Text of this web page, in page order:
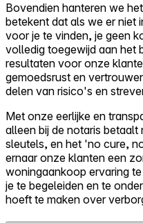
Bovendien hanteren we
betekent dat als we er niet
voor je te vinden, je geen
volledig toegewijd aan het
resultaten voor onze
gemoedsrust en
delen van risico's en
Met onze eerlijke en
alleen bij de notaris
sleutels, en het 'no cure,
ernaar onze klanten een
woningaankoop ervaring
je te begeleiden en te
hoeft te maken over